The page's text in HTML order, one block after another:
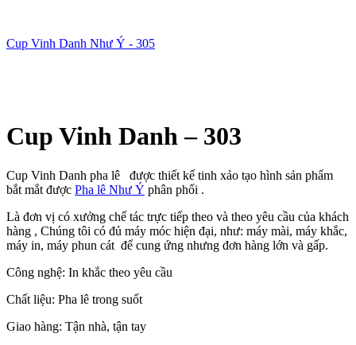
Cup Vinh Danh Như Ý - 305
Cup Vinh Danh – 303
Cup Vinh Danh pha lê được thiết kế tinh xảo tạo hình sản phẩm
bắt mắt được Pha lê Như Ý phân phối .
Là đơn vị có xưởng chế tác trực tiếp theo và theo yêu cầu của khách
hàng , Chúng tôi có đủ máy móc hiện đại, như: máy mài, máy khắc,
máy in, máy phun cát để cung ứng nhưng đơn hàng lớn và gấp.
Công nghệ: In khắc theo yêu cầu
Chất liệu: Pha lê trong suốt
Giao hàng: Tận nhà, tận tay